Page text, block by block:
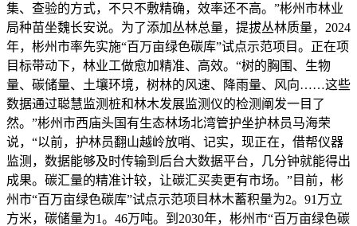
集、查验的方式，不只不敷精确，效率还不高。”彬州市林业
局种苗坐魏长安说。为了添加丛林总量，提拔丛林质量，2024
年，彬州市率先实施“百万亩绿色碳库”试点示范项目。正在项
目标带动下，林业工做愈加精准、高效。“树的胸围、生物
量、碳储量、土壤环境，树林的风速、降雨量、风向……这些
数据通过聪慧监测桩和林木发展监测仪的检测阐发一目了
然。”彬州市西庙头国有生态林场北湾管护坐护林员马海荣
说，“以前，护林员翻山越岭放哨、记实，现正在，借帮仪器
监测，数据能够及时传输到后台大数据平台，几分钟就能得出
成果。碳汇量的精准计较，让碳汇买卖更有市场。”目前，彬
州市“百万亩绿色碳库”试点示范项目林木蓄积量为2。91万立
方米，碳储量为1。46万吨。到2030年，彬州市“百万亩绿色碳